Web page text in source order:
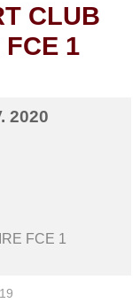
CLUB
FCE 1
2020
FCE 1